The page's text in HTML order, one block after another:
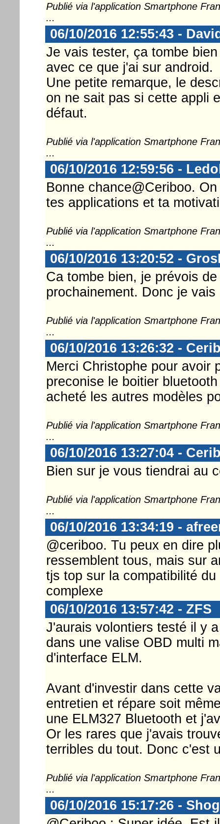
Publié via l'application Smartphone
...
06/10/2016 12:55:43 -
Je vais tester, ça tombe
avec ce que j'ai sur android.
Une petite remarque, le
on ne sait pas si cette appli
défaut.
Publié via l'application Smartphone
...
06/10/2016 12:59:56 -
Bonne chance@Ceriboo.
tes applications et ta
Publié via l'application Smartphone
...
06/10/2016 13:20:52 -
Ca tombe bien, je prévois
prochainement. Donc je
Publié via l'application Smartphone
...
06/10/2016 13:26:32 -
Merci Christophe pour avoir
preconise le boitier
acheté les autres modèles
Publié via l'application Smartphone
...
06/10/2016 13:27:04 -
Bien sur je vous tiendrai au
Publié via l'application Smartphone
...
06/10/2016 13:34:19 -
@ceriboo. Tu peux en dire
ressemblent tous, mais sur
tjs top sur la compatibilité
complexe
06/10/2016 13:57:42 - ZFS
J'aurais volontiers testé il y
dans une valise OBD multi
d'interface ELM.
Avant d'investir dans cette
entretien et répare soit
une ELM327 Bluetooth et
Or les rares que j'avais
terribles du tout. Donc c'est
Publié via l'application Smartphone
...
06/10/2016 15:17:26 -